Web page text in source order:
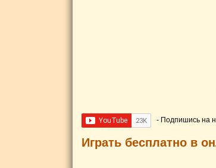
- Подпишись на
Играть бесплатно в